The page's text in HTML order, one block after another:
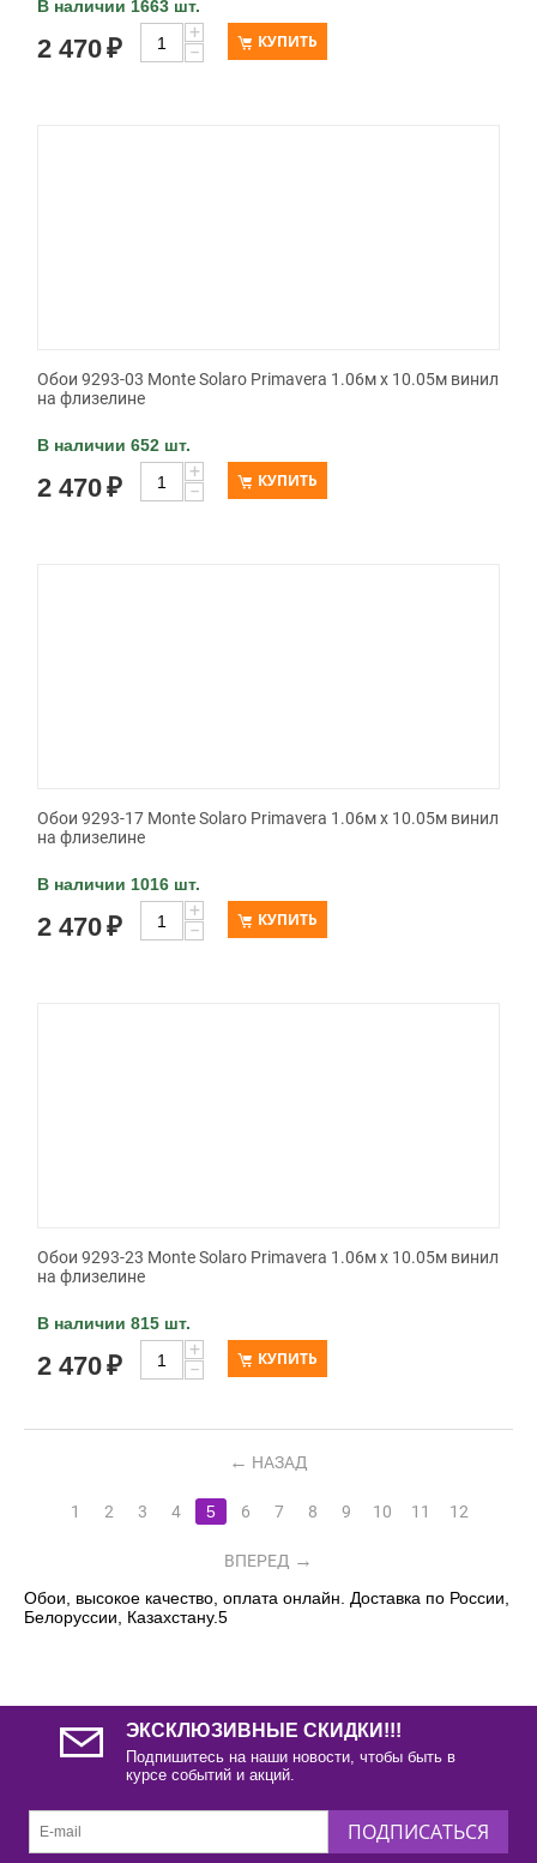
В наличии 1663 шт.
2 470₽
+
−
КУПИТЬ
Обои 9293-03 Monte Solaro Primavera 1.06м x 10.05м винил
на флизелине
В наличии 652 шт.
2 470₽
+
−
КУПИТЬ
Обои 9293-17 Monte Solaro Primavera 1.06м x 10.05м винил
на флизелине
В наличии 1016 шт.
2 470₽
+
−
КУПИТЬ
Обои 9293-23 Monte Solaro Primavera 1.06м x 10.05м винил
на флизелине
В наличии 815 шт.
2 470₽
+
−
КУПИТЬ
НАЗАД
1 2 3 4 5 6 7 8 9 10 11 12
ВПЕРЕД
Обои, высокое качество, оплата онлайн. Доставка по России,
Белоруссии, Казахстану.5
ЭКСКЛЮЗИВНЫЕ СКИДКИ!!!
Подпишитесь на наши новости, чтобы быть в
курсе событий и акций.
ПОДПИСАТЬСЯ